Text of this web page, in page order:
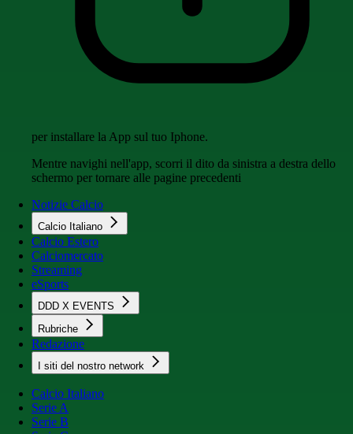
per installare la App sul tuo Iphone.
Mentre navighi nell'app, scorri il dito da sinistra a destra dello
schermo per tornare alle pagine precedenti
Notizie Calcio
Calcio Italiano
Calcio Estero
Calciomercato
Streaming
eSports
DDD X EVENTS
Rubriche
Redazione
I siti del nostro network
Calcio Italiano
Serie A
Serie B